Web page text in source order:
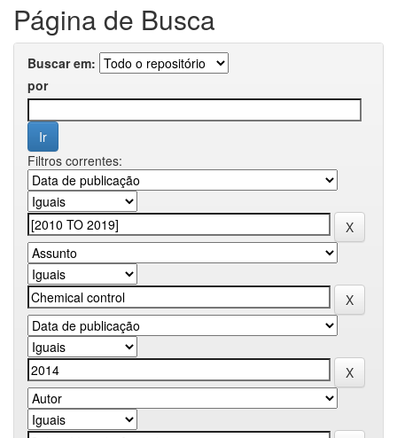
Página de Busca
Buscar em:
por
Filtros correntes: